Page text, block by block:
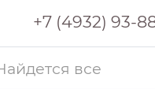
+7 (4932) 93-